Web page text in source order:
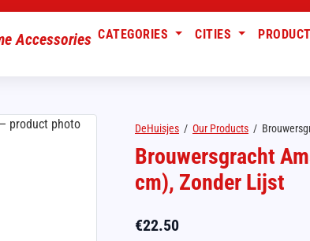
CATEGORIES CITIES
DeHuisjes / Our Products /
Brouwersgracht
cm), Zonder Lijst
€22.50